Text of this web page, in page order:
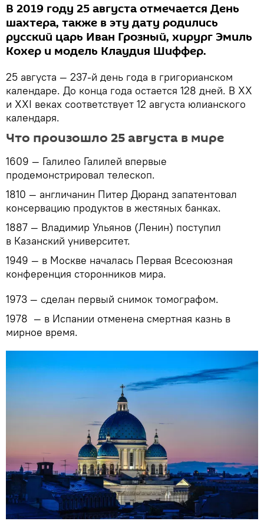
В 2019 году 25 августа отмечается День
шахтера, также в эту дату родились
русский царь Иван Грозный, хирург Эмиль
Кохер и модель Клаудия Шиффер.
25 августа — 237-й день года в григорианском
календаре. До конца года остается 128 дней. В XX
и XXI веках соответствует 12 августа юлианского
календаря.
Что произошло 25 августа в мире
1609 — Галилео Галилей впервые
продемонстрировал телескоп.
1810 — англичанин Питер Дюранд запатентовал
консервацию продуктов в жестяных банках.
1887 — Владимир Ульянов (Ленин) поступил
в Казанский университет.
1949 — в Москве началась Первая Всесоюзная
конференция сторонников мира.
1973 — сделан первый снимок томографом.
1978 — в Испании отменена смертная казнь в
мирное время.